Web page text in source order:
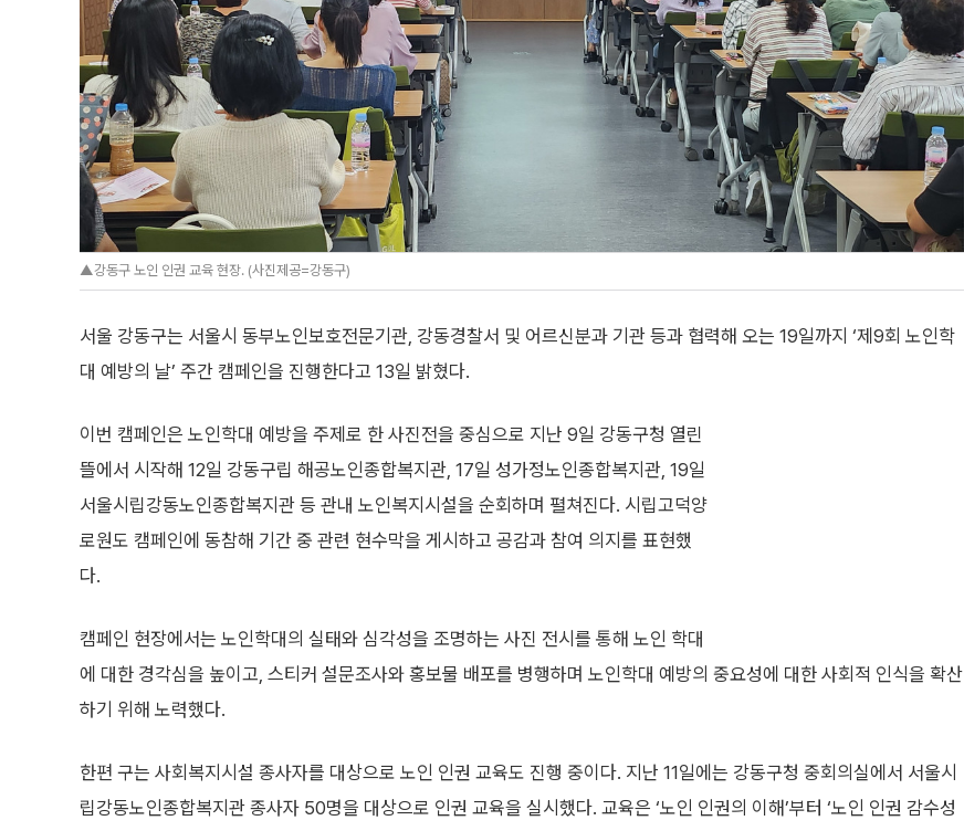
▲강동구 노인 인권 교육 현장. (사진제공=강동구)
서울 강동구는 서울시 동부노인보호전문기관, 강동경찰서 및 어르신분과 기관 등과 협력해 오는 19일까지 ‘제9회 노인학
대 예방의 날’ 주간 캠페인을 진행한다고 13일 밝혔다.
이번 캠페인은 노인학대 예방을 주제로 한 사진전을 중심으로 지난 9일 강동구청 열린
뜰에서 시작해 12일 강동구립 해공노인종합복지관, 17일 성가정노인종합복지관, 19일
서울시립강동노인종합복지관 등 관내 노인복지시설을 순회하며 펼쳐진다. 시립고덕양
로원도 캠페인에 동참해 기간 중 관련 현수막을 게시하고 공감과 참여 의지를 표현했
다.
캠페인 현장에서는 노인학대의 실태와 심각성을 조명하는 사진 전시를 통해 노인 학대
에 대한 경각심을 높이고, 스티커 설문조사와 홍보물 배포를 병행하며 노인학대 예방의 중요성에 대한 사회적 인식을 확산
하기 위해 노력했다.
한편 구는 사회복지시설 종사자를 대상으로 노인 인권 교육도 진행 중이다. 지난 11일에는 강동구청 중회의실에서 서울시
립강동노인종합복지관 종사자 50명을 대상으로 인권 교육을 실시했다. 교육은 ‘노인 인권의 이해’부터 ‘노인 인권 감수성